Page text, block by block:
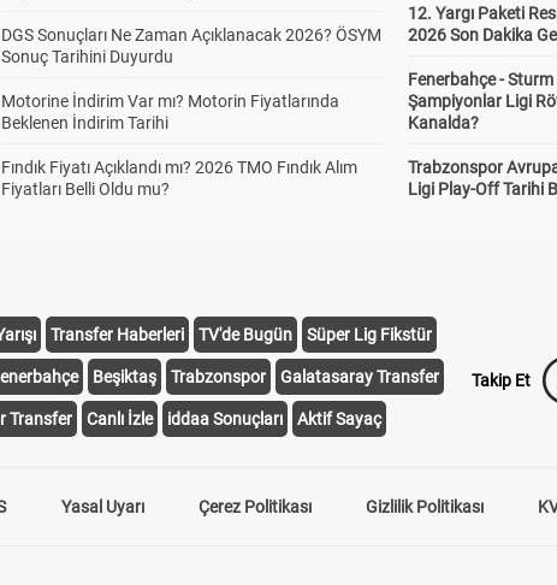
DGS Sonuçları Ne Zaman Açıklanacak 2026? ÖSYM
Sonuç Tarihini Duyurdu
Motorine İndirim Var mı? Motorin Fiyatlarında
Beklenen İndirim Tarihi
Fındık Fiyatı Açıklandı mı? 2026 TMO Fındık Alım
Fiyatları Belli Oldu mu?
12. Yargı Paketi
2026 Son Dakika
Fenerbahçe -
Şampiyonlar Ligi
Kanalda?
Trabzonspor
Ligi Play-Off Tarihi
Transfer Haberleri TV'de Bugün Süper Lig Fikstür
Beşiktaş Trabzonspor Galatasaray Transfer
Transfer Canlı İzle iddaa Sonuçları Aktif Sayaç
Takip Et
Yasal Uyarı Çerez Politikası Gizlilik Politikası